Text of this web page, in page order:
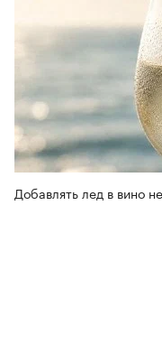
Добавлять лед в вино